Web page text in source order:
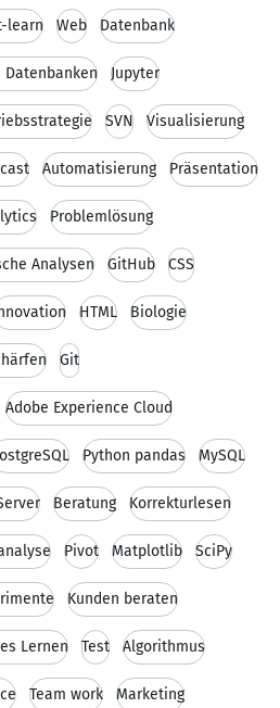
learn Web Datenbank
Jupyter
SVN Visualisierung
Automatisierung Präsentation
Problemlösung
Analysen GitHub CSS
HTML Biologie
Git
Adobe Experience Cloud
Python pandas MySQL
Beratung Korrekturlesen
Pivot Matplotlib SciPy
Kunden beraten
Lernen Test Algorithmus
Team work Marketing